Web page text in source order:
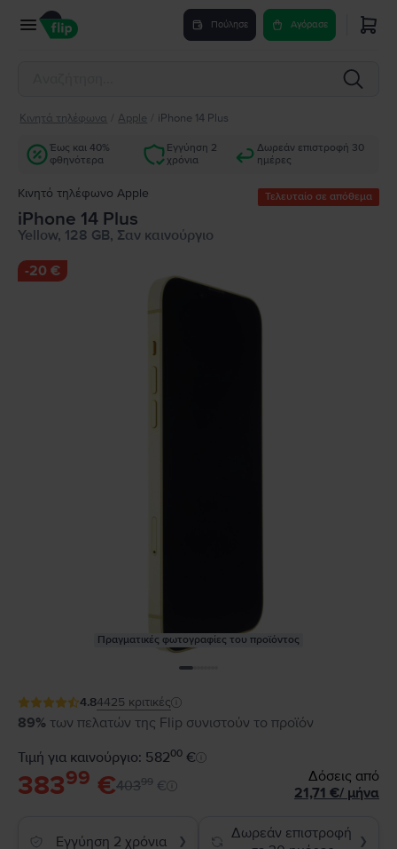
Πούλησε Αγόρασε
Κινητά τηλέφωνα Apple iPhone 14 Plus
Έως και 40%
φθηνότερα
Εγγύηση 2
χρόνια
Δωρεάν επιστροφή 30
ημέρες
Κινητό τηλέφωνο Apple Τελευταίο σε απόθεμα
iPhone 14 Plus
Yellow, 128 GB, Σαν καινούργιο
-20 €
Πραγματικές φωτογραφίες του προϊόντος
4.84425 κριτικές
89% των πελατών της Flip συνιστούν το προϊόν
Τιμή για καινούργιο: 58200 €
38399 €40399 €
Δόσεις από
21,71 €/ μήνα
Εγγύηση 2 χρόνια ❯
Δωρεάν επιστροφή
❯